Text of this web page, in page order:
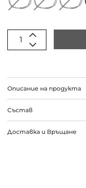
Описание на продукта
Състав
Доставка и Връщане